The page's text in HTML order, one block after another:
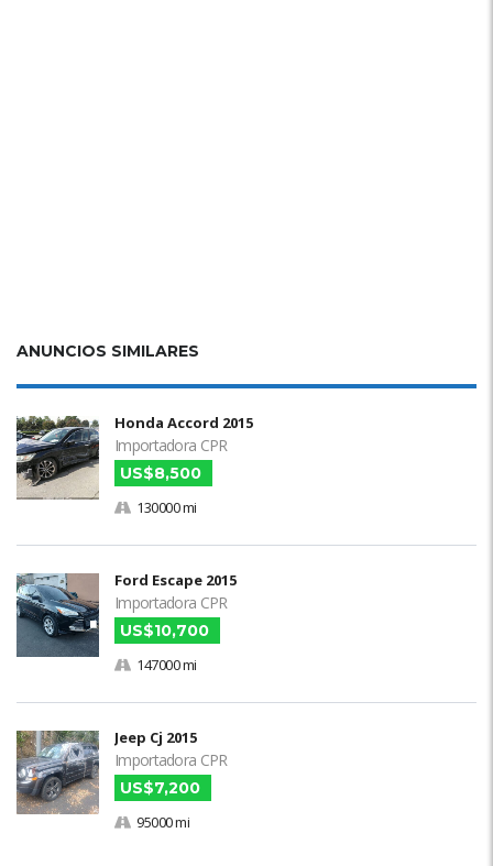
ANUNCIOS SIMILARES
Honda Accord 2015
Importadora CPR
US$8,500
130000 mi
Ford Escape 2015
Importadora CPR
US$10,700
147000 mi
Jeep Cj 2015
Importadora CPR
US$7,200
95000 mi